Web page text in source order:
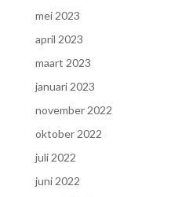
mei 2023
april 2023
maart 2023
januari 2023
november 2022
oktober 2022
juli 2022
juni 2022